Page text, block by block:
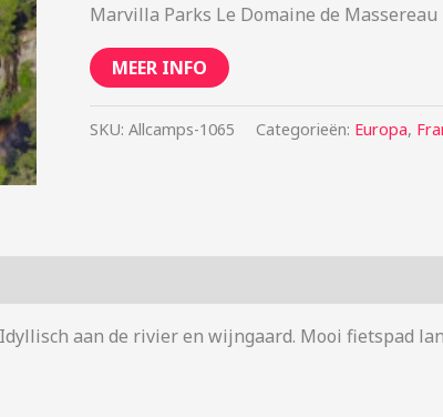
Marvilla Parks Le Domaine de
MEER INFO
SKU: Allcamps-1065 Categorieën: Europa,
aan de rivier en wijngaard. Mooi fietspad